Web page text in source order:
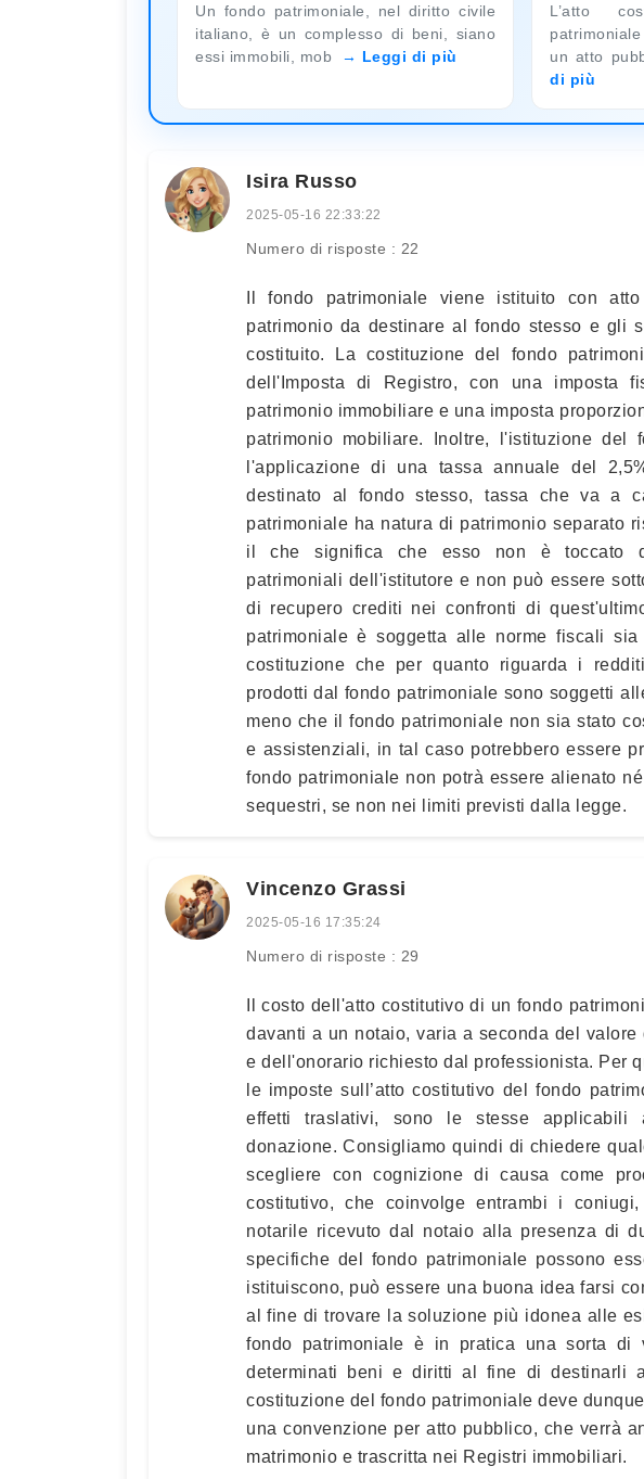
Un fondo patrimoniale, nel diritto civile
italiano, è un complesso di beni, siano
essi immobili, mob
Leggi di più
L’atto
un atto
di più
Isira Russo
2025-05-16 22:33:22
Numero di risposte : 22
Il fondo patrimoniale viene istituito con
patrimonio da destinare al fondo stesso e gli
costituito. La costituzione del fondo
dell'Imposta di Registro, con una imposta
patrimonio immobiliare e una imposta
patrimonio mobiliare. Inoltre, l'istituzione del
l'applicazione di una tassa annuale del
destinato al fondo stesso, tassa che va a
patrimoniale ha natura di patrimonio separato
il che significa che esso non è toccato
patrimoniali dell'istitutore e non può essere
di recupero crediti nei confronti di
patrimoniale è soggetta alle norme fiscali
costituzione che per quanto riguarda i
prodotti dal fondo patrimoniale sono soggetti
meno che il fondo patrimoniale non sia stato
e assistenziali, in tal caso potrebbero essere
fondo patrimoniale non potrà essere alienato
sequestri, se non nei limiti previsti dalla legge.
Vincenzo Grassi
2025-05-16 17:35:24
Numero di risposte : 29
Il costo dell'atto costitutivo di un fondo
davanti a un notaio, varia a seconda del
e dell'onorario richiesto dal professionista. Per
le imposte sull’atto costitutivo del fondo
effetti traslativi, sono le stesse
donazione. Consigliamo quindi di chiedere
scegliere con cognizione di causa come
costitutivo, che coinvolge entrambi i
notarile ricevuto dal notaio alla presenza di
specifiche del fondo patrimoniale possono
istituiscono, può essere una buona idea farsi
al fine di trovare la soluzione più idonea alle
fondo patrimoniale è in pratica una sorta di
determinati beni e diritti al fine di destinarli
costituzione del fondo patrimoniale deve
una convenzione per atto pubblico, che verrà
matrimonio e trascritta nei Registri immobiliari.